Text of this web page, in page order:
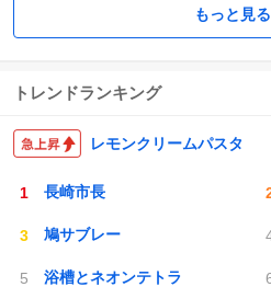
もっと見る
トレンドランキング
レモンクリームパスタ
長崎市長
鳩サブレー
浴槽とネオンテトラ